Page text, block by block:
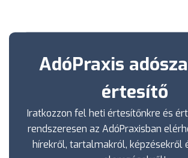
AdóPraxis
értesítő
Iratkozzon fel heti értesítőnkre és
rendszeresen az AdóPraxisban
hírekről, tartalmakról, képzésekről